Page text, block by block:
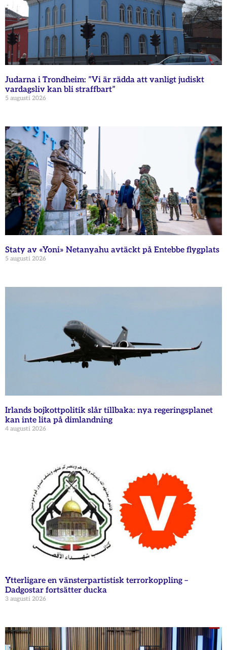
Judarna i Trondheim: ”Vi är rädda att vanligt judiskt
vardagsliv kan bli straffbart”
5 augusti 2026
Staty av «Yoni» Netanyahu avtäckt på Entebbe flygplats
5 augusti 2026
Irlands bojkottpolitik slår tillbaka: nya regeringsplanet
kan inte lita på dimlandning
4 augusti 2026
Ytterligare en vänsterpartistisk terrorkoppling –
Dadgostar fortsätter ducka
3 augusti 2026